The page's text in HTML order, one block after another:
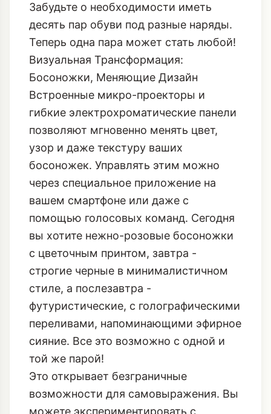
Забудьте о необходимости иметь
десять пар обуви под разные наряды.
Теперь одна пара может стать любой!
Визуальная Трансформация:
Босоножки, Меняющие Дизайн
Встроенные микро-проекторы и
гибкие электрохроматические панели
позволяют мгновенно менять цвет,
узор и даже текстуру ваших
босоножек. Управлять этим можно
через специальное приложение на
вашем смартфоне или даже с
помощью голосовых команд. Сегодня
вы хотите нежно-розовые босоножки
с цветочным принтом, завтра -
строгие черные в минималистичном
стиле, а послезавтра -
футуристические, с голографическими
переливами, напоминающими эфирное
сияние. Все это возможно с одной и
той же парой!
Это открывает безграничные
возможности для самовыражения. Вы
можете экспериментировать с